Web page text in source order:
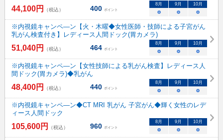
44,100円 （税込） 400 ポイント
8月 9月 10月
○ ○ ○
※内視鏡キャンペ―ン【火・木曜◆女性医師・技師による子宮がん
乳がん検査付き】レディース人間ドック(胃カメラ)
51,040円 （税込） 464 ポイント
8月 9月 10月
○ ○ ○
※内視鏡キャンペ―ン【女性技師による乳がん検査】レディース人
間ドック(胃カメラ)◆乳がん
48,400円 （税込） 440 ポイント
8月 9月 10月
○ ○ ○
※内視鏡キャンペ―ン◆CT MRI 乳がん 子宮がん◆輝く女性のレデ
ィース人間ドック
105,600円 （税込） 960 ポイント
8月 9月 10月
○ ○ ○